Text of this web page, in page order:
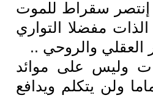
إنتصر سقراط للموت
مفضلا التواري
والروحي ..
وليس على موائد
ولن يتكلم ويدافع